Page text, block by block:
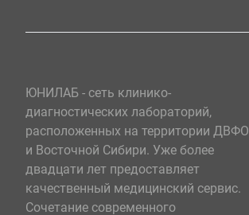
ЮНИЛАБ - сеть клинико-
диагностических лабораторий,
расположенных на территории ДВФО
и Восточной Сибири. Уже более
двадцати лет предоставляет
качественный медицинский сервис.
Сочетание современного